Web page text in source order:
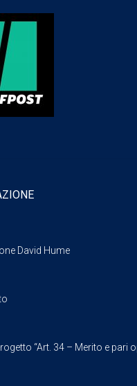
David Hume
“Art. 34 – Merito e pari